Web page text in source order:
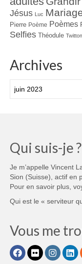
Jésus Luc
Pierre Poème Poèmes
Selfies Théodule
Archives
Qui suis-je ?
Je m’appelle Vincent
Sion (Suisse), actif en
Pour en savoir plus,
Qui est le « serviteur
Vous me